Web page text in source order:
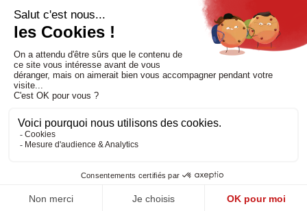
Politique de confidentialité- Mentions légales